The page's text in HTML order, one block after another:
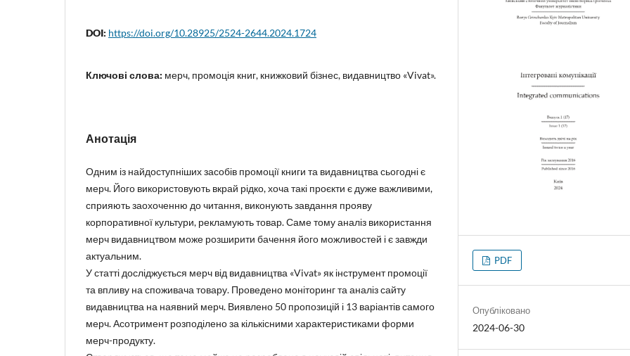
DOI: https://doi.org/10.28925/2524-2644.2024.1724
Ключові слова: мерч, промоція книг, книжковий бізнес, видавництво «Vivat».
Анотація
Одним із найдоступніших засобів промоції книги та видавництва сьогодні є
мерч. Його використовують вкрай рідко, хоча такі проєкти є дуже важливими,
сприяють заохоченню до читання, виконують завдання прояву
корпоративної культури, рекламують товар. Саме тому аналіз використання
мерч видавництвом може розширити бачення його можливостей і є завжди
актуальним.
У статті досліджується мерч від видавництва «Vivat» як інструмент промоції
та впливу на споживача товару. Проведено моніторинг та аналіз сайту
видавництва на наявний мерч. Виявлено 50 пропозицій і 13 варіантів самого
мерч. Асотримент розподілено за кількісними характеристиками форми
мерч-продукту.
PDF
Опубліковано
2024-06-30